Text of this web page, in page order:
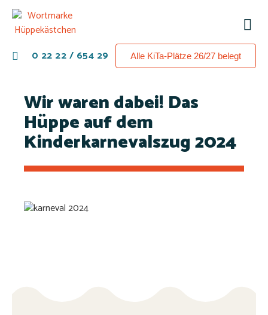
0 22 22 / 654 29 Alle KiTa-Plätze 26/27 belegt
Wir waren dabei! Das
Hüppe auf dem
Kinderkarnevalszug 2024